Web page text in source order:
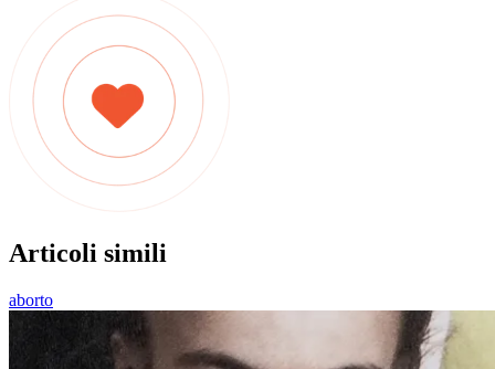
Articoli simili
aborto